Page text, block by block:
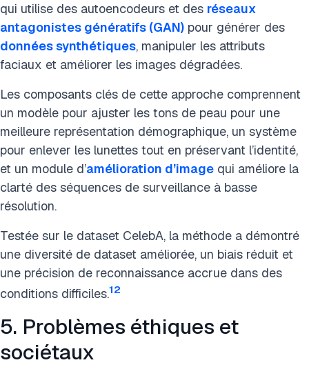
qui utilise des autoencodeurs et des réseaux
antagonistes génératifs (GAN) pour générer des
données synthétiques, manipuler les attributs
faciaux et améliorer les images dégradées.
Les composants clés de cette approche comprennent
un modèle pour ajuster les tons de peau pour une
meilleure représentation démographique, un système
pour enlever les lunettes tout en préservant l’identité,
et un module d’amélioration d’image qui améliore la
clarté des séquences de surveillance à basse
résolution.
Testée sur le dataset CelebA, la méthode a démontré
une diversité de dataset améliorée, un biais réduit et
une précision de reconnaissance accrue dans des
conditions difficiles.12
5. Problèmes éthiques et
sociétaux